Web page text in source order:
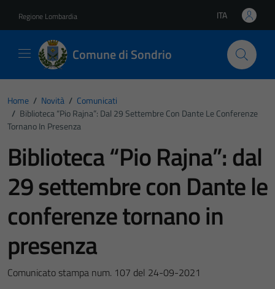
Regione Lombardia Lingua attiva:
ITA
Comune di Sondrio
Home / Novità / Comunicati
/ Biblioteca “Pio Rajna”: Dal 29 Settembre Con Dante Le Conferenze
Tornano In Presenza
Biblioteca “Pio Rajna”: dal
29 settembre con Dante le
conferenze tornano in
presenza
Comunicato stampa num. 107 del 24-09-2021